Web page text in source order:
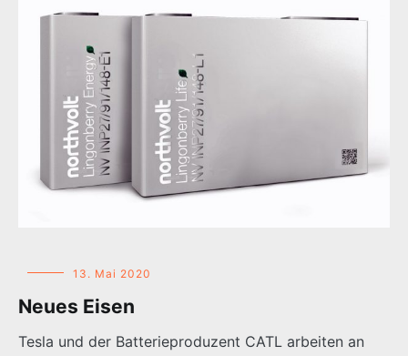
13. Mai 2020
Neues Eisen
Tesla und der Batterieproduzent CATL arbeiten an